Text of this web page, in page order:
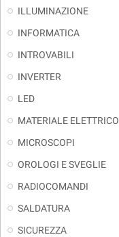
ILLUMINAZIONE
INFORMATICA
INTROVABILI
INVERTER
LED
MATERIALE ELETTRICO
MICROSCOPI
OROLOGI E SVEGLIE
RADIOCOMANDI
SALDATURA
SICUREZZA